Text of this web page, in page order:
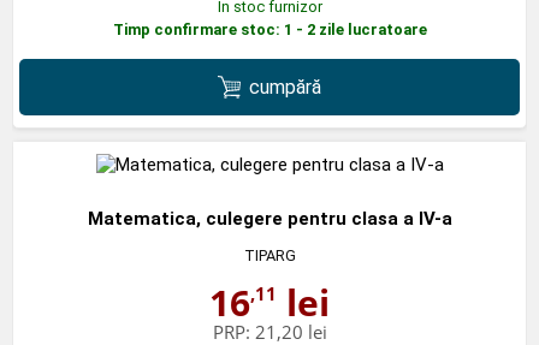
In stoc furnizor
Timp confirmare stoc: 1 - 2 zile lucratoare
cumpără
Matematica, culegere pentru clasa a IV-a
TIPARG
16,11 lei
PRP: 21,20 lei